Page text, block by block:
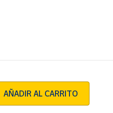
AÑADIR AL CARRITO